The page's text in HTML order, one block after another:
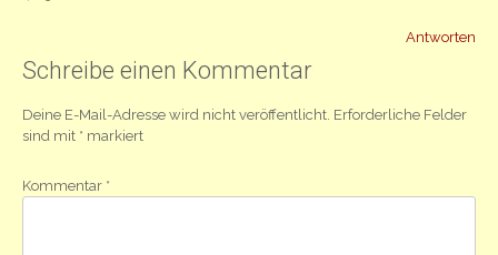
Antworten
Schreibe einen Kommentar
Deine E-Mail-Adresse wird nicht veröffentlicht. Erforderliche Felder
sind mit * markiert
Kommentar *